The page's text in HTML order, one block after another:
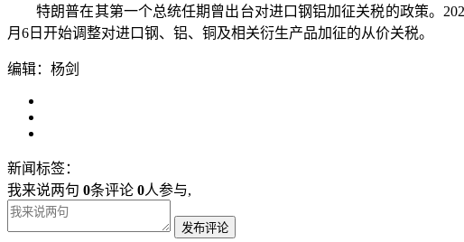
特朗普在其第一个总统任期曾出台对进口钢铝加征关税的政策。
月6日开始调整对进口钢、铝、铜及相关衍生产品加征的从价关税。
编辑：杨剑
新闻标签：
我来说两句 0条评论 0人参与,
发布评论